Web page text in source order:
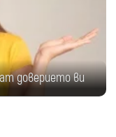
доверието ви